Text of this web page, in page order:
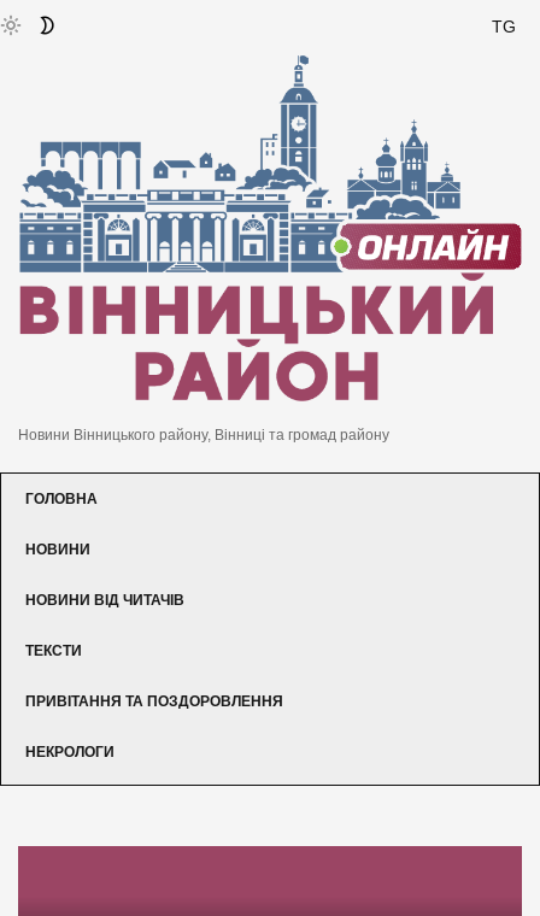
TG
Новини Вінницького району, Вінниці та громад району
ГОЛОВНА
НОВИНИ
НОВИНИ ВІД ЧИТАЧІВ
ТЕКСТИ
ПРИВІТАННЯ ТА ПОЗДОРОВЛЕННЯ
НЕКРОЛОГИ